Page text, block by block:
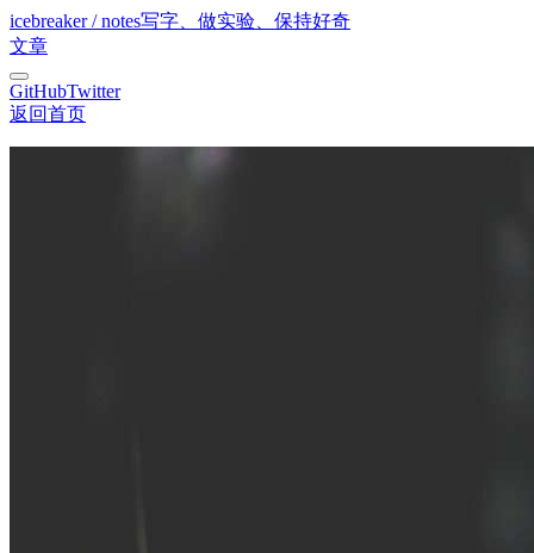
icebreaker / notes写字、做实验、保持好奇
文章
GitHubTwitter
返回首页